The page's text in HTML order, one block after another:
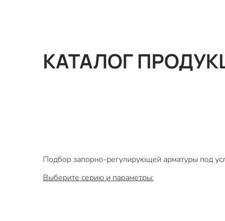
КАТАЛОГ
Подбор запорно-регулирующей арматуры под